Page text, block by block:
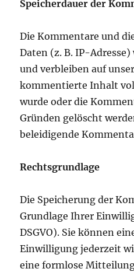
Speicherdauer der
Die Kommentare und
Daten (z. B. IP-
und verbleiben auf
kommentierte Inhalt
wurde oder die
Gründen gelöscht
beleidigende
Rechtsgrundlage
Die Speicherung der
Grundlage Ihrer
DSGVO). Sie können
Einwilligung jederzeit
eine formlose